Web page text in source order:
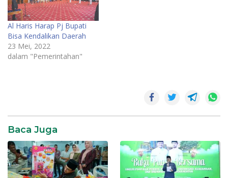
Al Haris Harap Pj Bupati
Bisa Kendalikan Daerah
23 Mei, 2022
dalam "Pemerintahan"
Baca Juga